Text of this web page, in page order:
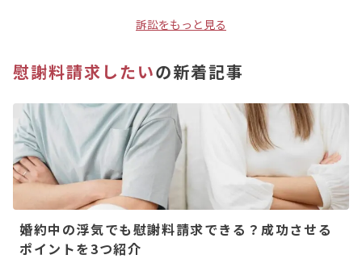
訴訟をもっと見る
慰謝料請求したいの新着記事
婚約中の浮気でも慰謝料請求できる？成功させる
ポイントを3つ紹介